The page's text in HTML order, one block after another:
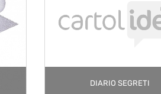
DIARIO SEGRETI